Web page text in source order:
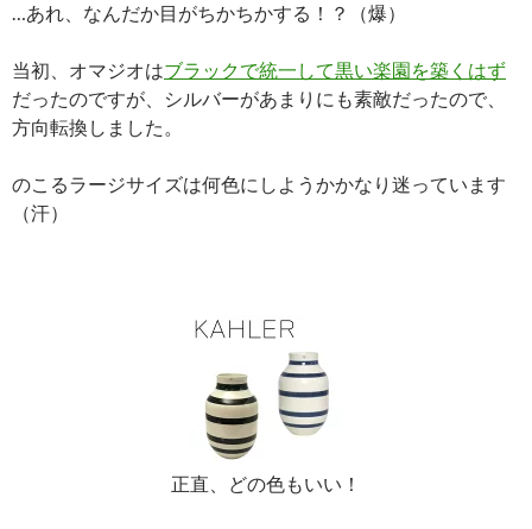
…あれ、なんだか目がちかちかする！？（爆）
当初、オマジオはブラックで統一して黒い楽園を築くはず
だったのですが、シルバーがあまりにも素敵だったので、
方向転換しました。
のこるラージサイズは何色にしようかかなり迷っています
（汗）
正直、どの色もいい！